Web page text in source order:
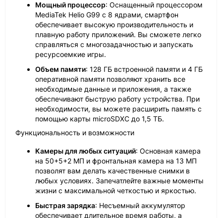
Мощный процессор: Оснащенный процессором
MediaTek Helio G99 с 8 ядрами, смартфон
обеспечивает высокую производительность и
плавную работу приложений. Вы сможете легко
справляться с многозадачностью и запускать
ресурсоемкие игры.
Объем памяти: 128 ГБ встроенной памяти и 4 ГБ
оперативной памяти позволяют хранить все
необходимые данные и приложения, а также
обеспечивают быструю работу устройства. При
необходимости, вы можете расширить память с
помощью карты microSDXC до 1,5 ТБ.
Функциональность и возможности
Камеры для любых ситуаций: Основная камера
на 50+5+2 МП и фронтальная камера на 13 МП
позволят вам делать качественные снимки в
любых условиях. Запечатлейте важные моменты
жизни с максимальной четкостью и яркостью.
Быстрая зарядка: Несъемный аккумулятор
обеспечивает длительное время работы, а